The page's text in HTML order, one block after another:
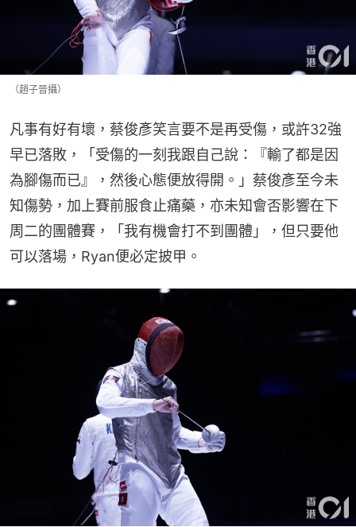
（趙子晉攝）
凡事有好有壞，蔡俊彥笑言要不是再受傷，或許32強
早已落敗，「受傷的一刻我跟自己說：『輸了都是因
為腳傷而已』，然後心態便放得開。」蔡俊彥至今未
知傷勢，加上賽前服食止痛藥，亦未知會否影響在下
周二的團體賽，「我有機會打不到團體」，但只要他
可以落場，Ryan便必定披甲。